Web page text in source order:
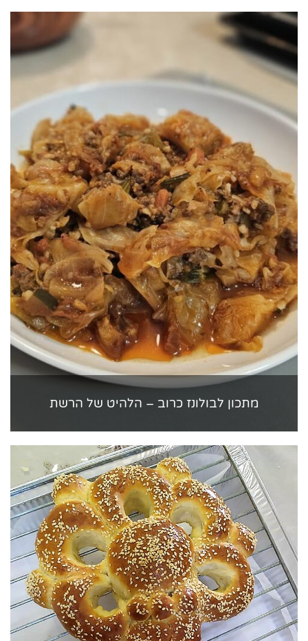
מתכון לבולונז כרוב – הלהיט של הרשת